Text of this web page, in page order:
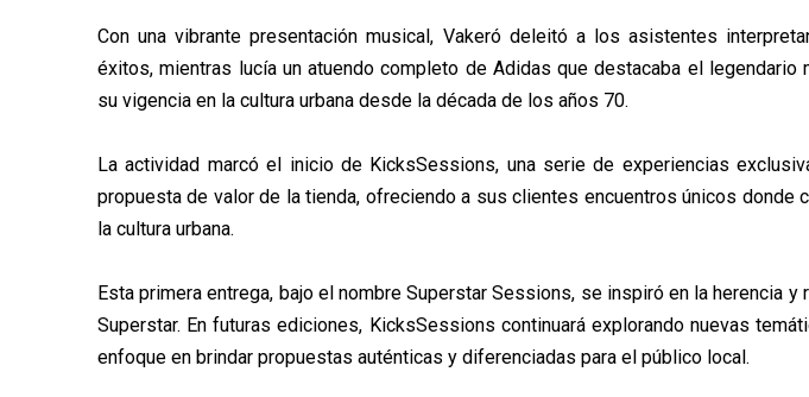
Con una vibrante presentación musical, Vakeró deleitó a los asistentes
éxitos, mientras lucía un atuendo completo de Adidas que destacaba el legendario
su vigencia en la cultura urbana desde la década de los años 70.
La actividad marcó el inicio de KicksSessions, una serie de experiencias
propuesta de valor de la tienda, ofreciendo a sus clientes encuentros únicos donde
la cultura urbana.
Esta primera entrega, bajo el nombre Superstar Sessions, se inspiró en la herencia y
Superstar. En futuras ediciones, KicksSessions continuará explorando nuevas
enfoque en brindar propuestas auténticas y diferenciadas para el público local.